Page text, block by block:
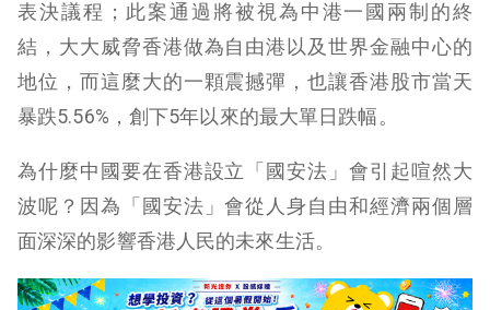
表決議程；此案通過將被視為中港一國兩制的終
結，大大威脅香港做為自由港以及世界金融中心的
地位，而這麼大的一顆震撼彈，也讓香港股市當天
暴跌5.56%，創下5年以來的最大單日跌幅。
為什麼中國要在香港設立「國安法」會引起喧然大
波呢？因為「國安法」會從人身自由和經濟兩個層
面深深的影響香港人民的未來生活。